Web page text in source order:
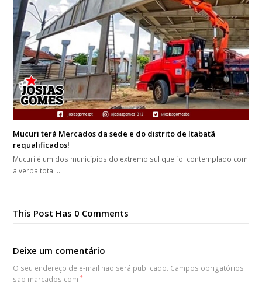
Mucuri terá Mercados da sede e do distrito de Itabatã
requalificados!
Mucuri é um dos municípios do extremo sul que foi contemplado com
a verba total…
This Post Has 0 Comments
Deixe um comentário
O seu endereço de e-mail não será publicado. Campos obrigatórios
são marcados com*